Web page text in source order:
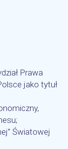
Prawa
jako tytuł
Światowej